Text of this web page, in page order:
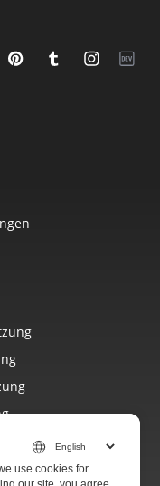
use cookies for